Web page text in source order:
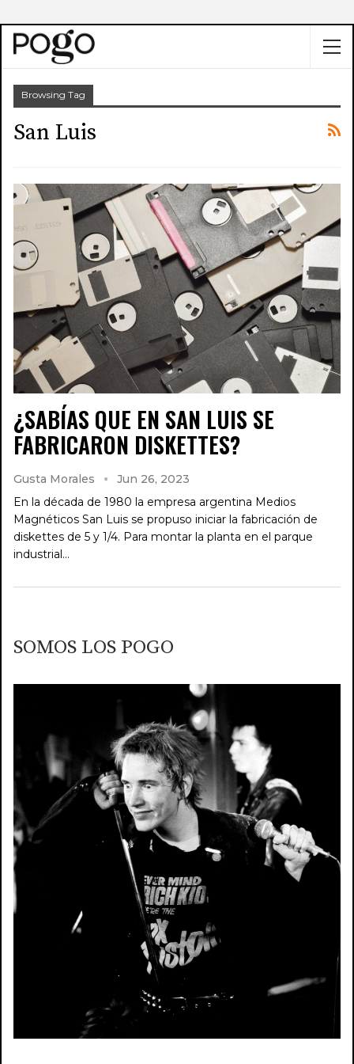
Browsing Tag
San Luis
¿SABÍAS QUE EN SAN LUIS SE
FABRICARON DISKETTES?
Gusta Morales
Jun 26, 2023
En la década de 1980 la empresa argentina Medios
Magnéticos San Luis se propuso iniciar la fabricación de
diskettes de 5 y 1/4. Para montar la planta en el parque
industrial…
SOMOS LOS POGO